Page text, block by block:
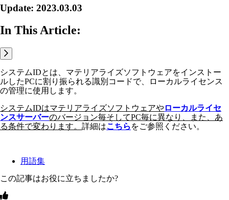
Update: 2023.03.03
In This Article:
システムIDとは、マテリアライズソフトウェアをインストー
ルしたPCに割り振られる識別コードで、ローカルライセンス
の管理に使用します。
システムIDはマテリアライズソフトウェアやローカルライセ
ンスサーバーのバージョン毎そしてPC毎に異なり、また、あ
る条件で変わります。 詳細はこちら をご参照ください。
用語集
この記事はお役に立ちましたか?